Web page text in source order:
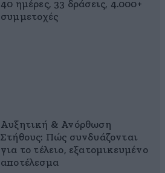
40 ημέρες, 33 δράσεις, 4.000+
συμμετοχές
Αυξητική & Ανόρθωση
Στήθους: Πώς συνδυάζονται
για το τέλειο, εξατομικευμένο
αποτέλεσμα